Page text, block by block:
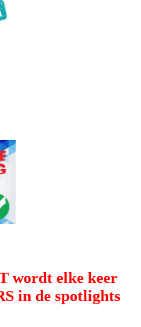
wordt elke keer
in de spotlights